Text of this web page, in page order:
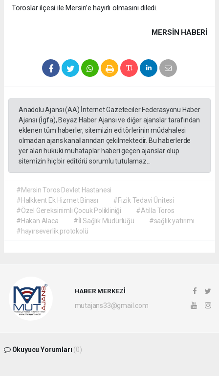
Toroslar ilçesi ile Mersin’e hayırlı olmasını diledi.
MERSIN HABERİ
Anadolu Ajansı (AA) İnternet Gazeteciler Federasyonu Haber
Ajansı (İgfa), Beyaz Haber Ajansı ve diğer ajanslar tarafından
eklenen tüm haberler, sitemizin editörlerinin müdahalesi
olmadan ajans kanallarından çekilmektedir. Bu haberlerde
yer alan hukuki muhataplar haberi geçen ajanslar olup
sitemizin hiç bir editörü sorumlu tutulamaz...
#Mersin Toros Devlet Hastanesi
#Halkkent Ek Hizmet Binası
#Fizik Tedavi Ünitesi
#Özel Gereksinimli Çocuk Polikliniği
#Atilla Toros
#Hakan Alaca
#İl Sağlık Müdürlüğü
#sağlık yatırımı
#hayırseverlik protokolü
HABER MERKEZİ
mutajans33@gmail.com
Okuyucu Yorumları (0)